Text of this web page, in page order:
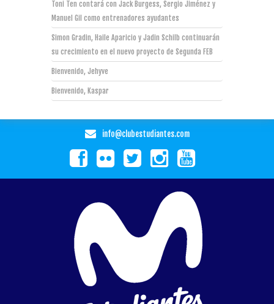
Toni Ten contará con Jack Burgess, Sergio Jiménez y
Manuel Gil como entrenadores ayudantes
Simon Gradin, Haile Aparicio y Jadin Schilb continuarán
su crecimiento en el nuevo proyecto de Segunda FEB
Bienvenido, Jehyve
Bienvenido, Kaspar
info@clubestudiantes.com